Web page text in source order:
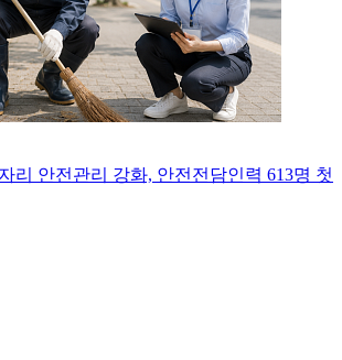
리 안전관리 강화, 안전전담인력 613명 첫